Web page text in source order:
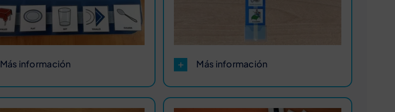
Más información Más información